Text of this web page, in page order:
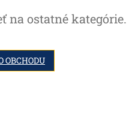
na ostatné kategórie.
OBCHODU